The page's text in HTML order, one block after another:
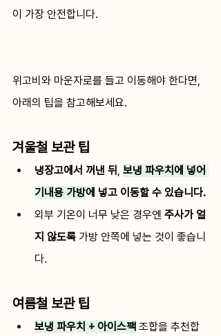
이 가장 안전합니다.
위고비와 마운자로를 들고 이동해야 한다면,
아래의 팁을 참고해보세요.
겨울철 보관 팁
냉장고에서 꺼낸 뒤 , 보냉 파우치에 넣어
기내용 가방에 넣고 이동할 수 있습니다.
외부 기온이 너무 낮은 경우엔 주사가 얼
지 않도록 가방 안쪽에 넣는 것이 좋습니
다.
여름철 보관 팁
보냉 파우치 + 아이스팩 조합을 추천합